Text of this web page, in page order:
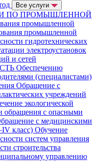
Все услуги
ПО ПРОМЫШЛЕННОЙ
промышленной
промышленной
гидротехнических
электроустановок
и сетей
Обеспечению
(специалистами)
Обращение с
учреждений
экологической
обращения с опасными
с медицинскими
класс) Обучение
систем управления
строительства
управлению